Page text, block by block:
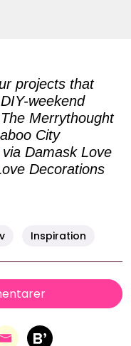
projects that
weekend
Merrythought
City
Damask Love
Decorations
Inspiration